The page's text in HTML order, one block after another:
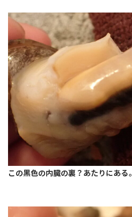
この黒色の内臓の裏？あたりにある。